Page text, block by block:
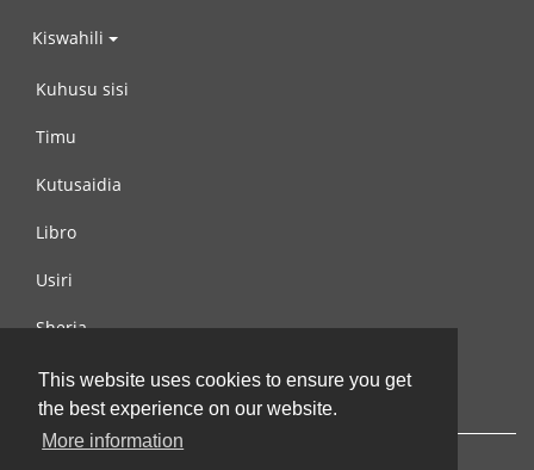
This website uses cookies to ensure you get
the best experience on our website.
More information
Kiswahili
Kuhusu sisi
Timu
Kutusaidia
Libro
Usiri
Sheria
Wasiliana na si